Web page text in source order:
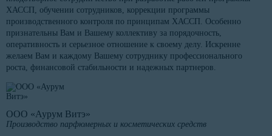
ХАССП, обучении сотрудников, коррекции программы
производственного контроля по принципам ХАССП. Особенно
признательны Вам и Вашему коллективу за порядочность,
оперативность и серьезное отношение к своему делу. Искренне
желаем Вам и каждому Вашему сотруднику профессионального
роста, финансовой стабильности и надежных партнеров.
ООО «Аурум Витэ»
Производство парфюмерных и косметических средств